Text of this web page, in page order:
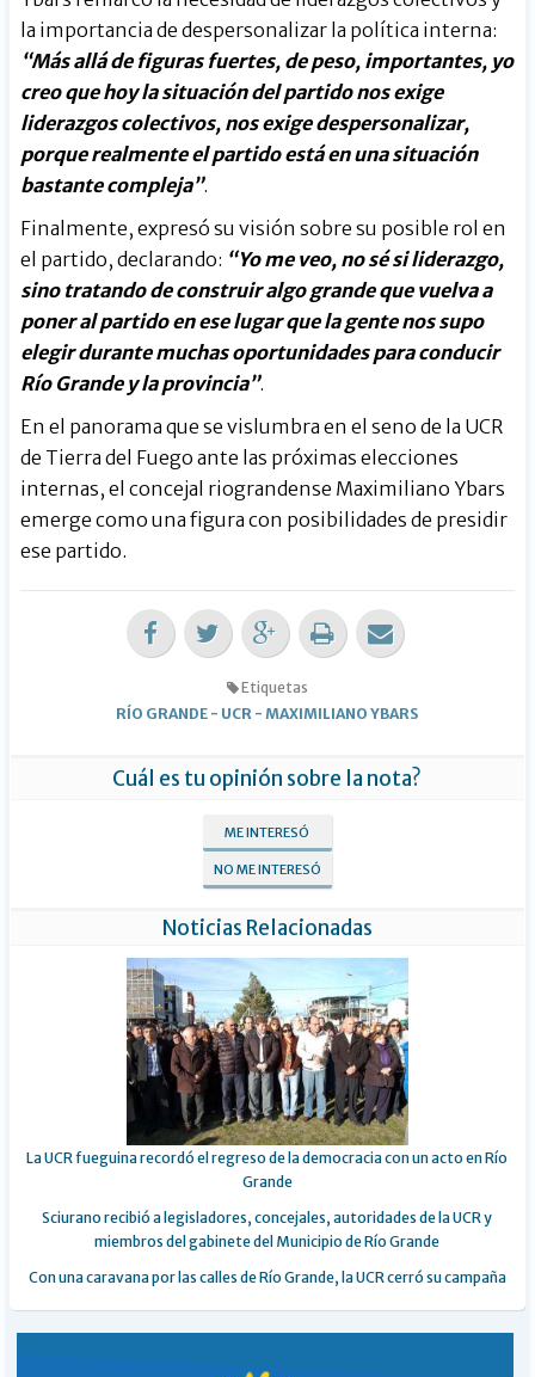
la importancia de despersonalizar la política interna:
“Más allá de figuras fuertes, de peso, importantes, yo
creo que hoy la situación del partido nos exige
liderazgos colectivos, nos exige despersonalizar,
porque realmente el partido está en una situación
bastante compleja”.
Finalmente, expresó su visión sobre su posible rol en
el partido, declarando: “Yo me veo, no sé si liderazgo,
sino tratando de construir algo grande que vuelva a
poner al partido en ese lugar que la gente nos supo
elegir durante muchas oportunidades para conducir
Río Grande y la provincia”.
En el panorama que se vislumbra en el seno de la UCR
de Tierra del Fuego ante las próximas elecciones
internas, el concejal riograndense Maximiliano Ybars
emerge como una figura con posibilidades de presidir
ese partido.
Etiquetas
RÍO GRANDE - UCR - MAXIMILIANO YBARS
Cuál es tu opinión sobre la nota?
ME INTERESÓ
NO ME INTERESÓ
Noticias Relacionadas
La UCR fueguina recordó el regreso de la democracia con un acto en Río
Grande
Sciurano recibió a legisladores, concejales, autoridades de la UCR y
miembros del gabinete del Municipio de Río Grande
Con una caravana por las calles de Río Grande, la UCR cerró su campaña